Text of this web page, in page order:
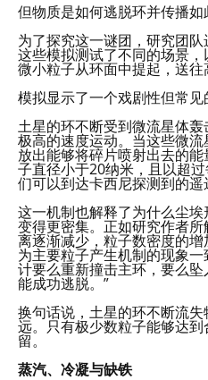
但物质是如何逃脱环并传播如
为了探究这一谜团，研究团队
这些模拟测试了不同的场景
微小粒子从环面中提起，送往
模拟显示了一个戏剧性但常见
土星的环不断受到微流星体
极高的速度运动。当这些微
放出能够将碎片喷射出去的
子直径小于20纳米，且以超
们可以到达卡西尼探测到的遥
这一机制也解释了为什么尘
变得更密集。正如研究作者
离逐渐减少，粒子数密度的
为主要粒子产生机制的现象
计要么重新撞击主环，要么
能成功逃脱。”
换句话说，土星的环不断流
远。只有极少数粒子能够达
留。
蒸汽、冷凝与缺铁